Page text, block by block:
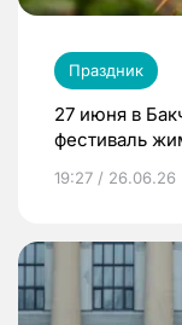
Праздник
27 июня в
фестиваль
19:27 / 26.06.26